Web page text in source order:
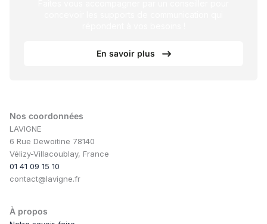
En savoir plus
Nos coordonnées
LAVIGNE
6 Rue Dewoitine 78140
Vélizy-Villacoublay, France
01 41 09 15 10
contact@lavigne.fr
À propos